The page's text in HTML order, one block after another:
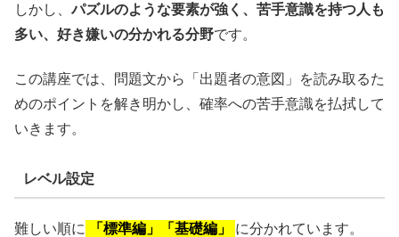
しかし、パズルのような要素が強く、苦手意識を持つ人も
多い、好き嫌いの分かれる分野です。
この講座では、問題文から「出題者の意図」を読み取るた
めのポイントを解き明かし、確率への苦手意識を払拭して
いきます。
レベル設定
難しい順に 「標準編」「基礎編」 に分かれています。